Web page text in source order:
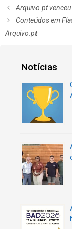
a
t
g
N
a
v
Arquivo.pt
Conteúdos em
Arquivo.pt
Notícias